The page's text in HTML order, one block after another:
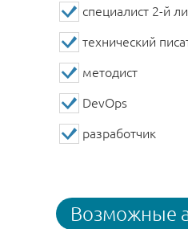
специалист 2-й
технический
методист
DevOps
разработчик
Возможные